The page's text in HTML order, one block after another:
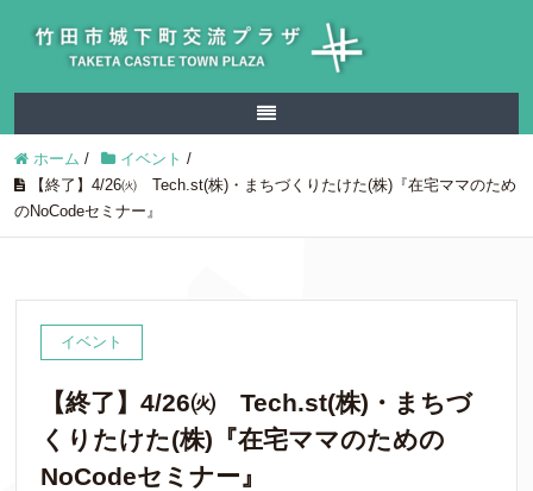
ホーム / イベント /
【終了】4/26㈫ Tech.st(株)・まちづくりたけた(株)『在宅ママのため
のNoCodeセミナー』
イベント
【終了】4/26㈫ Tech.st(株)・まちづ
くりたけた(株)『在宅ママのための
NoCodeセミナー』